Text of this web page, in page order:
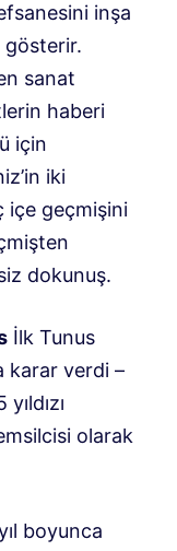
inşa
gösterir.
sanat
haberi
için
iki
içe geçmişini
dokunuş.
İlk Tunus
karar verdi –
olarak
boyunca